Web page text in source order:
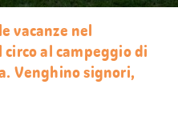
vacanze nel
al campeggio di
Venghino signori,